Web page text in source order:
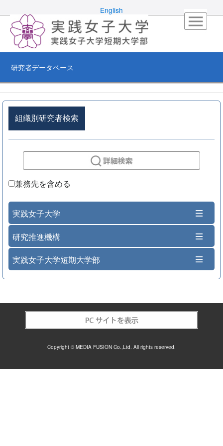
English
研究者データベース
組織別研究者検索
兼務先を含める
実践女子大学
研究推進機構
実践女子大学短期大学部
Copyright © MEDIA FUSION Co.,Ltd. All rights reserved.